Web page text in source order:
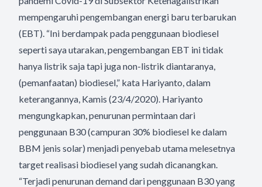
mempengaruhi pengembangan energi baru terbarukan
(EBT). “Ini berdampak pada penggunaan biodiesel
seperti saya utarakan, pengembangan EBT ini tidak
hanya listrik saja tapi juga non-listrik diantaranya,
(pemanfaatan) biodiesel,” kata Hariyanto, dalam
keterangannya, Kamis (23/4/2020). Hariyanto
mengungkapkan, penurunan permintaan dari
penggunaan B30 (campuran 30% biodiesel ke dalam
BBM jenis solar) menjadi penyebab utama melesetnya
target realisasi biodiesel yang sudah dicanangkan.
“Terjadi penurunan demand dari penggunaan B30 yang